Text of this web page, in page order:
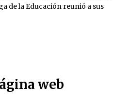
de la Educación reunió a sus
web